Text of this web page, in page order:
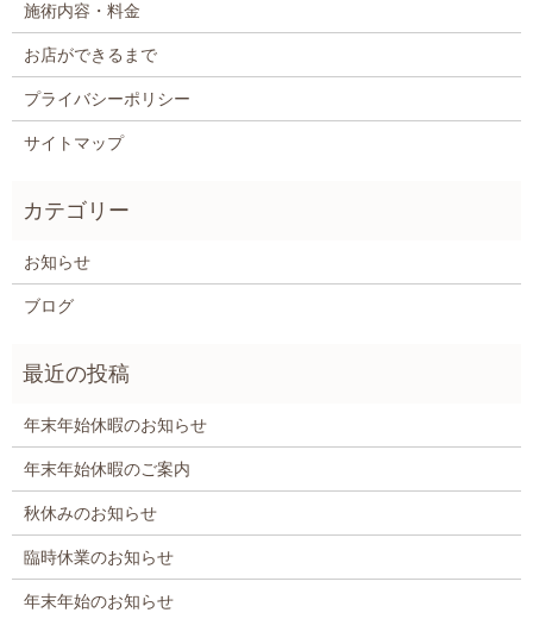
施術内容・料金
お店ができるまで
プライバシーポリシー
サイトマップ
お知らせ
ブログ
年末年始休暇のお知らせ
年末年始休暇のご案内
秋休みのお知らせ
臨時休業のお知らせ
年末年始のお知らせ